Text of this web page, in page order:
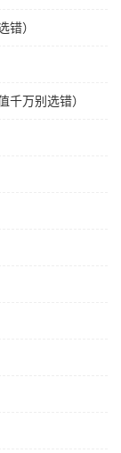
错）
千万别选错）